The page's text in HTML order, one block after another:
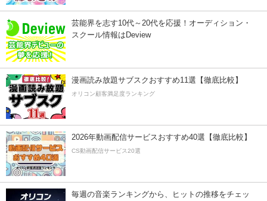
芸能界を志す10代～20代を応援！オーディション・
スクール情報はDeview
漫画読み放題サブスクおすすめ11選【徹底比較】
オリコン顧客満足度ランキング
2026年動画配信サービスおすすめ40選【徹底比較】
CS動画配信サービス20選
毎週の音楽ランキングから、ヒットの推移をチェッ